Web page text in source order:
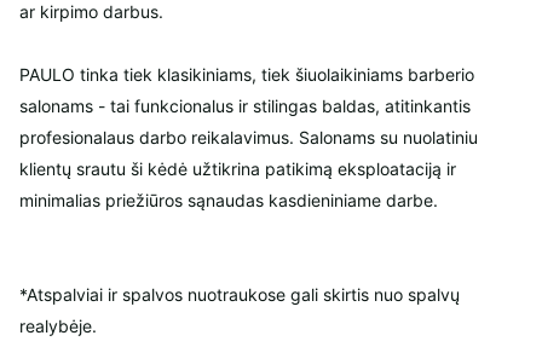
ar kirpimo darbus.
PAULO tinka tiek klasikiniams, tiek šiuolaikiniams barberio
salonams - tai funkcionalus ir stilingas baldas, atitinkantis
profesionalaus darbo reikalavimus. Salonams su nuolatiniu
klientų srautu ši kėdė užtikrina patikimą eksploataciją ir
minimalias priežiūros sąnaudas kasdieniniame darbe.
*Atspalviai ir spalvos nuotraukose gali skirtis nuo spalvų
realybėje.